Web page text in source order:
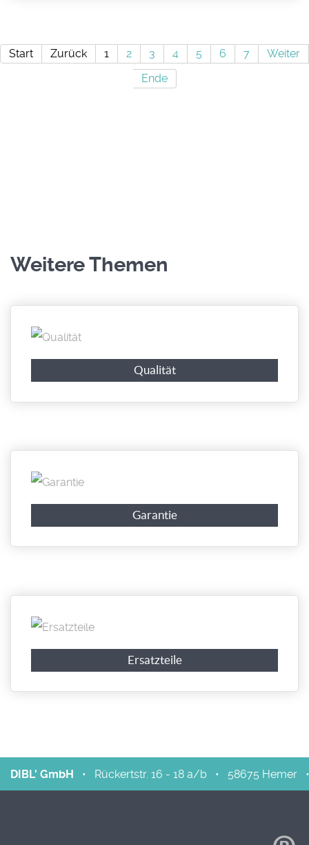
Start Zurück 1 2 3 4 5 6 7
Weiter
Ende
Weitere Themen
Qualität
Garantie
Ersatzteile
DIBL' GmbH • Rückertstr. 16 - 18 a/b • 58675 Hemer